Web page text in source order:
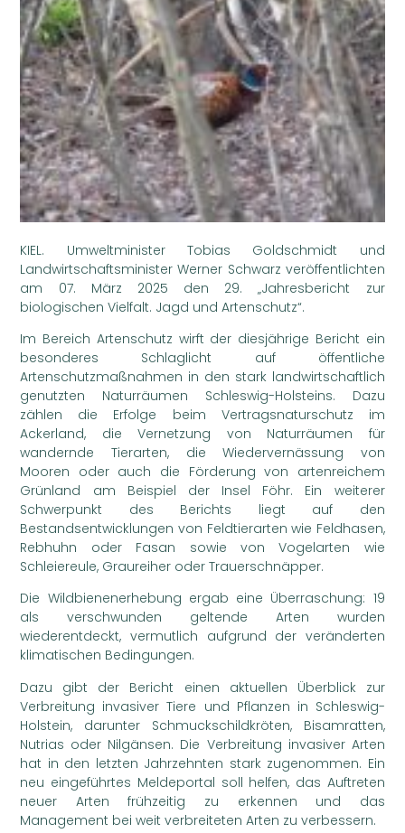
KIEL. Umweltminister Tobias Goldschmidt und
Landwirtschaftsminister Werner Schwarz veröffentlichten
am 07. März 2025 den 29. „Jahresbericht zur
biologischen Vielfalt. Jagd und Artenschutz“.
Im Bereich Artenschutz wirft der diesjährige Bericht ein
besonderes Schlaglicht auf öffentliche
Artenschutzmaßnahmen in den stark landwirtschaftlich
genutzten Naturräumen Schleswig-Holsteins. Dazu
zählen die Erfolge beim Vertragsnaturschutz im
Ackerland, die Vernetzung von Naturräumen für
wandernde Tierarten, die Wiedervernässung von
Mooren oder auch die Förderung von artenreichem
Grünland am Beispiel der Insel Föhr. Ein weiterer
Schwerpunkt des Berichts liegt auf den
Bestandsentwicklungen von Feldtierarten wie Feldhasen,
Rebhuhn oder Fasan sowie von Vogelarten wie
Schleiereule, Graureiher oder Trauerschnäpper.
Die Wildbienenerhebung ergab eine Überraschung: 19
als verschwunden geltende Arten wurden
wiederentdeckt, vermutlich aufgrund der veränderten
klimatischen Bedingungen.
Dazu gibt der Bericht einen aktuellen Überblick zur
Verbreitung invasiver Tiere und Pflanzen in Schleswig-
Holstein, darunter Schmuckschildkröten, Bisamratten,
Nutrias oder Nilgänsen. Die Verbreitung invasiver Arten
hat in den letzten Jahrzehnten stark zugenommen. Ein
neu eingeführtes Meldeportal soll helfen, das Auftreten
neuer Arten frühzeitig zu erkennen und das
Management bei weit verbreiteten Arten zu verbessern.